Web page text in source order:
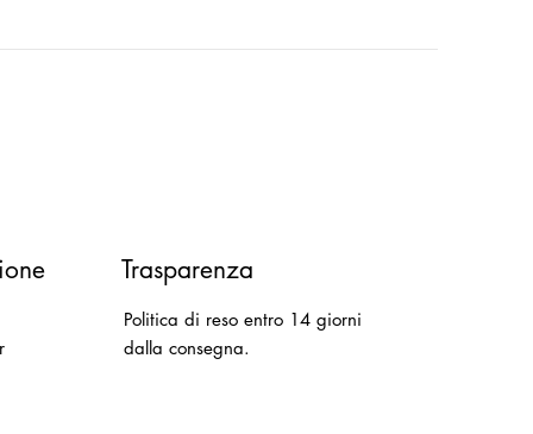
Trasparenza
Politica di reso entro 14 giorni
dalla consegna.